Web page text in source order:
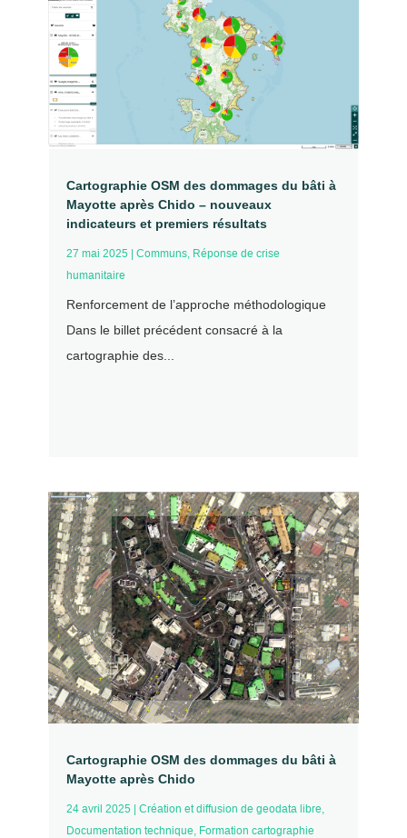
Cartographie OSM des dommages du bâti à
Mayotte après Chido – nouveaux
indicateurs et premiers résultats
27 mai 2025 Communs, Réponse de crise
humanitaire
Renforcement de l’approche méthodologique
Dans le billet précédent consacré à la
cartographie des...
Cartographie OSM des dommages du bâti à
Mayotte après Chido
24 avril 2025 Création et diffusion de geodata libre,
Documentation technique, Formation cartographie